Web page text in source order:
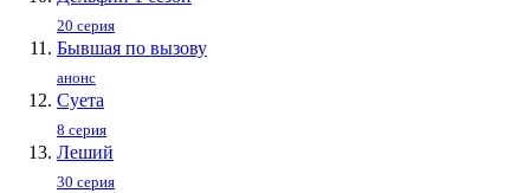
20 серия
Бывшая по вызову
анонс
Суета
8 серия
Леший
30 серия